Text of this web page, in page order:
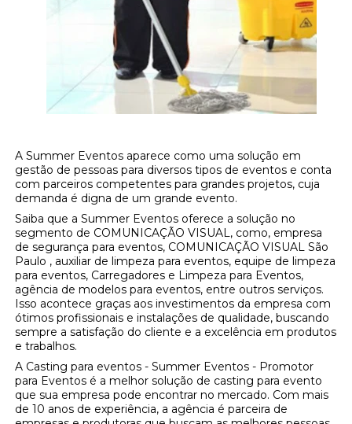
A Summer Eventos aparece como uma solução em
gestão de pessoas para diversos tipos de eventos e conta
com parceiros competentes para grandes projetos, cuja
demanda é digna de um grande evento.
Saiba que a Summer Eventos oferece a solução no
segmento de COMUNICAÇÃO VISUAL, como, empresa
de segurança para eventos, COMUNICAÇÃO VISUAL São
Paulo , auxiliar de limpeza para eventos, equipe de limpeza
para eventos, Carregadores e Limpeza para Eventos,
agência de modelos para eventos, entre outros serviços.
Isso acontece graças aos investimentos da empresa com
ótimos profissionais e instalações de qualidade, buscando
sempre a satisfação do cliente e a excelência em produtos
e trabalhos.
A Casting para eventos - Summer Eventos - Promotor
para Eventos é a melhor solução de casting para evento
que sua empresa pode encontrar no mercado. Com mais
de 10 anos de experiência, a agência é parceira de